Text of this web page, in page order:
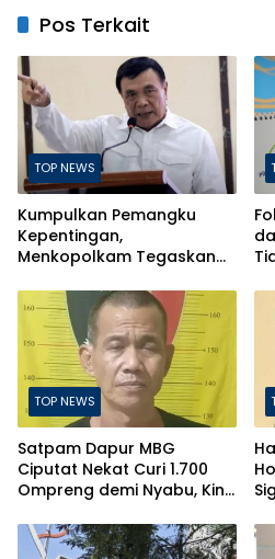
Pos Terkait
TOP NEWS
Kumpulkan Pemangku
Kepentingan,
Menkopolkam Tegaskan
Terkendali
TOP NEWS
Satpam Dapur MBG
Ciputat Nekat Curi 1.700
Ompreng demi Nyabu, Kini